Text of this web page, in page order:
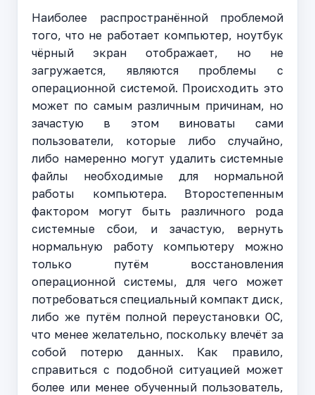
Наиболее распространённой проблемой
того, что не работает компьютер, ноутбук
чёрный экран отображает, но не
загружается, являются проблемы с
операционной системой. Происходить это
может по самым различным причинам, но
зачастую в этом виноваты сами
пользователи, которые либо случайно,
либо намеренно могут удалить системные
файлы необходимые для нормальной
работы компьютера. Второстепенным
фактором могут быть различного рода
системные сбои, и зачастую, вернуть
нормальную работу компьютеру можно
только путём восстановления
операционной системы, для чего может
потребоваться специальный компакт диск,
либо же путём полной переустановки ОС,
что менее желательно, поскольку влечёт за
собой потерю данных. Как правило,
справиться с подобной ситуацией может
более или менее обученный пользователь,